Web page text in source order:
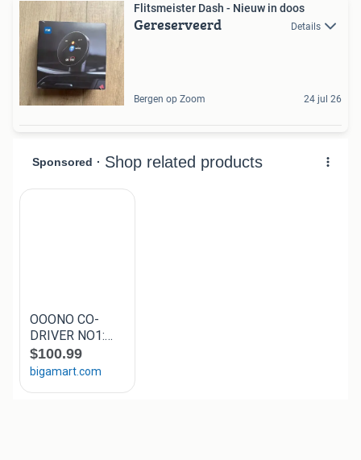
Flitsmeister Dash - Nieuw in doos
Gereserveerd Details
Bergen op Zoom 24 jul 26